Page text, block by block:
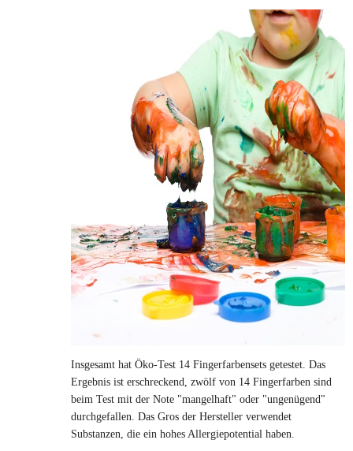
Insgesamt hat Öko-Test 14 Fingerfarbensets getestet. Das
Ergebnis ist erschreckend, zwölf von 14 Fingerfarben sind
beim Test mit der Note "mangelhaft" oder "ungenügend"
durchgefallen. Das Gros der Hersteller verwendet
Substanzen, die ein hohes Allergiepotential haben.